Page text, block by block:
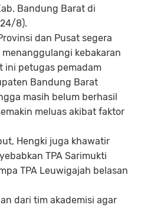
Bandung Barat di
8).
dan Pusat segera
kebakaran
ini petugas pemadam
Bandung Barat
masih belum berhasil
meluas akibat faktor
Hengki juga khawatir
TPA Sarimukti
TPA Leuwigajah belasan
dari tim akademisi agar